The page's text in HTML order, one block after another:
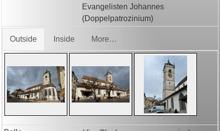
Evangelisten Johannes
(Doppelpatrozinium)
Outside Inside More…